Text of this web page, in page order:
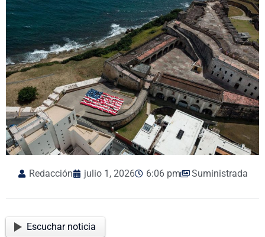
Redacción julio 1, 2026 6:06 pm Suministrada
Escuchar noticia